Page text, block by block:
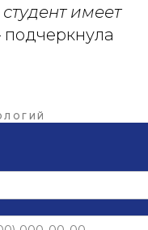
имеет
подчеркнула